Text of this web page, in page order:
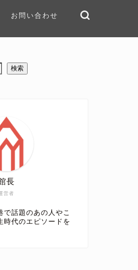
お問い合わせ
検索
営者
長
で話題のあの人やこ
時代のエピソードを